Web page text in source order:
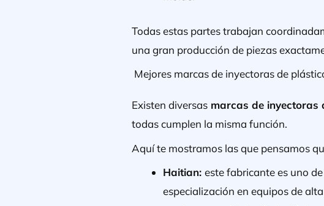
Todas estas partes trabajan
una gran producción de piezas
Mejores marcas de inyectoras de
Existen diversas marcas de inyectoras
todas cumplen la misma función.
Aquí te mostramos las que pensamos
Haitian:este fabricante es uno
especialización en equipos de